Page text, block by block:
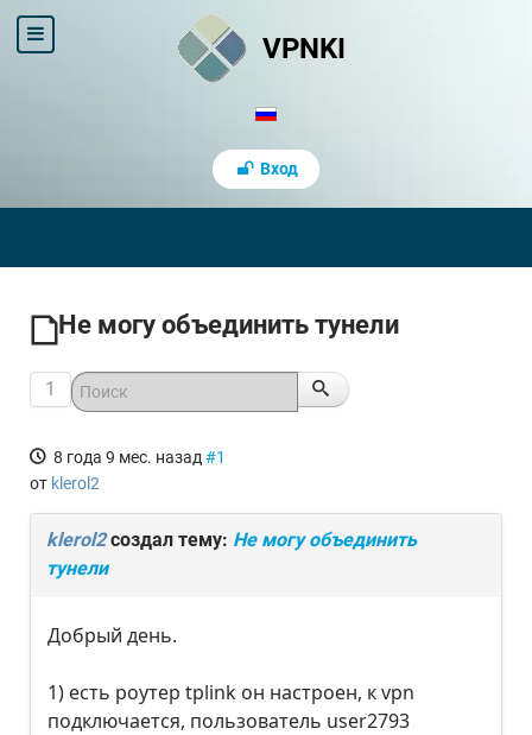
VPNKI
Вход
Не могу объединить тунели
1
8 года 9 мес. назад #1
от klerol2
klerol2создал тему: Не могу объединить
тунели
Добрый день.
1) есть роутер tplink он настроен, к vpn
подключается, пользователь user2793